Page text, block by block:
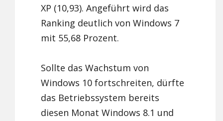
XP (10,93). Angeführt wird das
Ranking deutlich von Windows 7
mit 55,68 Prozent.
Sollte das Wachstum von
Windows 10 fortschreiten, dürfte
das Betriebssystem bereits
diesen Monat Windows 8.1 und